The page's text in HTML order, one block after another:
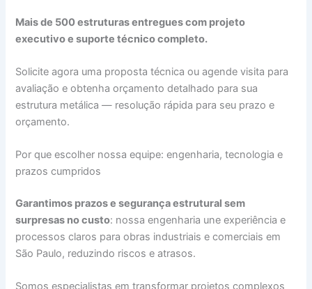
Mais de 500 estruturas entregues com projeto
executivo e suporte técnico completo.
Solicite agora uma proposta técnica ou agende visita para
avaliação e obtenha orçamento detalhado para sua
estrutura metálica — resolução rápida para seu prazo e
orçamento.
Por que escolher nossa equipe: engenharia, tecnologia e
prazos cumpridos
Garantimos prazos e segurança estrutural sem
surpresas no custo: nossa engenharia une experiência e
processos claros para obras industriais e comerciais em
São Paulo, reduzindo riscos e atrasos.